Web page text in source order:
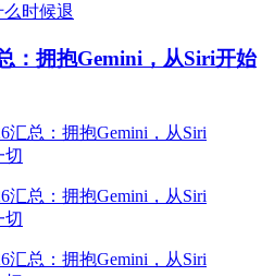
：拥抱Gemini，从Siri开始